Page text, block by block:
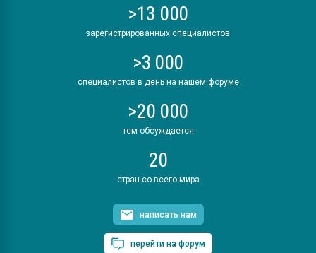
>13 000
зарегистрированных специалистов
>3 000
специалистов в день на нашем форуме
>20 000
тем обсуждается
20
стран со всего мира
написать нам
перейти на форум